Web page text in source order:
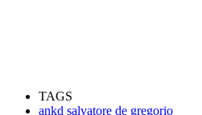
TAGS
ankd salvatore de gregorio